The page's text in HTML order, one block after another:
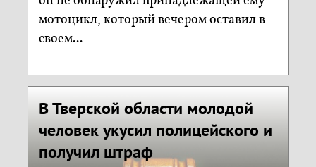
мотоцикл, который вечером оставил в
своем...
В Тверской области молодой
человек укусил полицейского и
получил штраф